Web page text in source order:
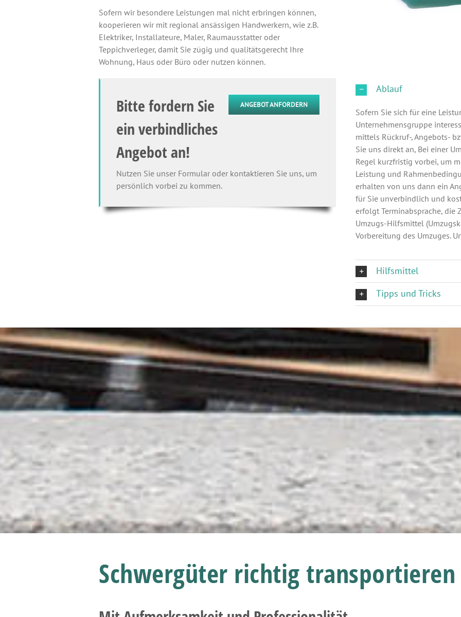
Sofern wir besondere Leistungen mal nicht erbringen können,
kooperieren wir mit regional ansässigen Handwerkern, wie z.B.
Elektriker, Installateure, Maler, Raumausstatter oder
Teppichverleger, damit Sie zügig und qualitätsgerecht Ihre
Wohnung, Haus oder Büro oder nutzen können.
ANGEBOT ANFORDERN
Bitte fordern Sie
ein verbindliches
Angebot an!
Nutzen Sie unser Formular oder kontaktieren Sie uns, um
persönlich vorbei zu kommen.
Ablauf
Sofern Sie sich für eine
Unternehmensgruppe
mittels Rückruf-, Angebots-
Sie uns direkt an, Bei einer
Regel kurzfristig vorbei, um
Leistung und
erhalten von uns dann ein
für Sie unverbindlich und
erfolgt Terminabsprache,
Umzugs-Hilfsmittel
Vorbereitung des Umzuges.
Hilfsmittel
Tipps und Tricks
Schwergüter richtig transportieren